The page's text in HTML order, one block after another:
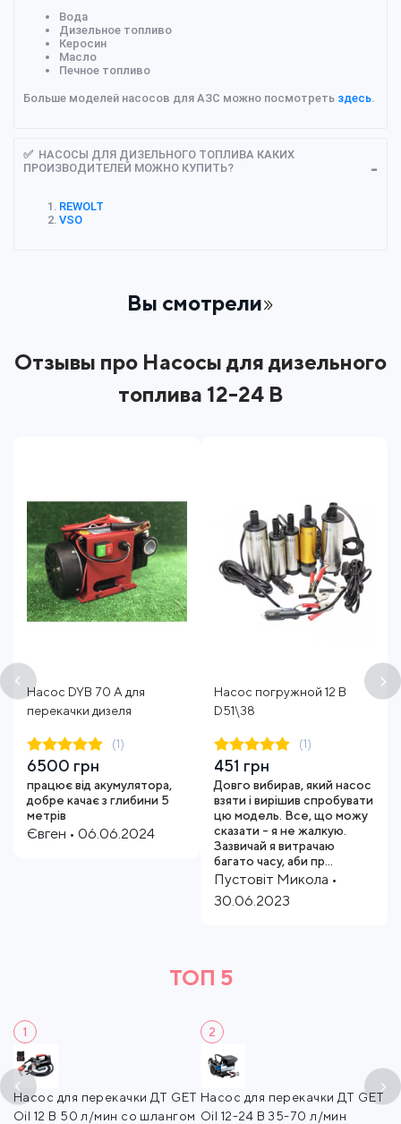
Вода
Дизельное топливо
Керосин
Масло
Печное топливо
Больше моделей насосов для АЗС можно посмотреть здесь
✅ НАСОСЫ ДЛЯ ДИЗЕЛЬНОГО ТОПЛИВА КАКИХ
ПРОИЗВОДИТЕЛЕЙ МОЖНО КУПИТЬ?
REWOLT
VSO
Вы смотрели
Отзывы про Насосы для дизельного
топлива 12-24 В
Насос DYB 70 А для
перекачки дизеля
(1)
6500 грн
працює від акумулятора,
добре качає з глибини 5
метрів
Євген • 06.06.2024
Насос погружной 12 В
D51\38
(1)
451 грн
Довго вибирав, який насос
взяти і вирішив спробувати
цю модель. Все, що можу
сказати - я не жалкую.
Зазвичай я витрачаю
багато часу, аби пр...
Пустовіт Микола •
30.06.2023
ТОП 5
1
Насос для перекачки ДТ GET
Oil 12 В 50 л/мин со шлангом
2
Насос для перекачки ДТ GET
Oil 12-24 В 35-70 л/мин